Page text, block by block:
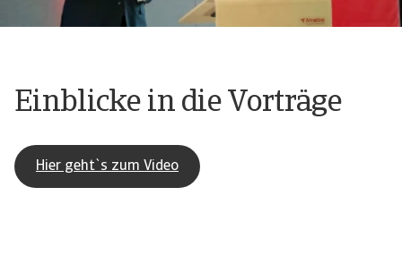
Einblicke in die Vorträge
Hier geht`s zum Video